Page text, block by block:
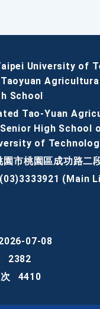
University of
School
Tao-Yuan
High School
of
市桃園區成功路二
(03)3333921 (Main
07-08
2382
4410